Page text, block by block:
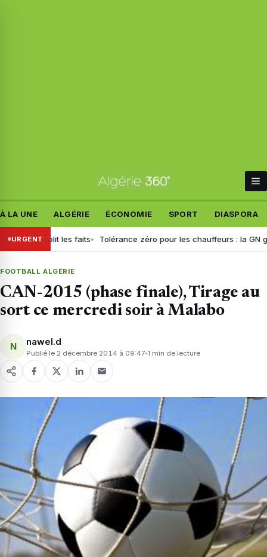
À LA UNE ALGÉRIE ÉCONOMIE SPORT DIASPORA
URGENT
rétablit les faits Tolérance zéro pour les chauffeurs : la GN
FOOTBALL ALGÉRIE
CAN-2015 (phase finale), Tirage au
sort ce mercredi soir à Malabo
N nawel.d
Publié le 2 décembre 2014 à 09:47 1 min de lecture